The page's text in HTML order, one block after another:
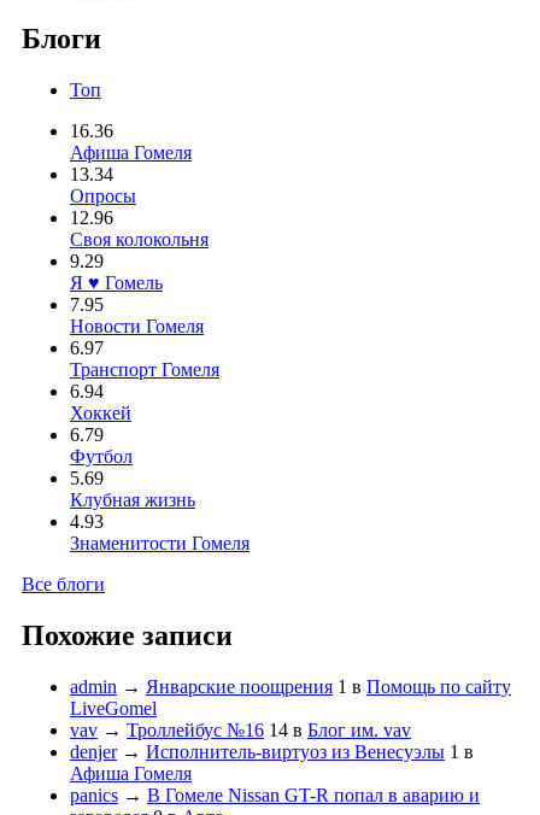
Блоги
Топ
16.36
Афиша Гомеля
13.34
Опросы
12.96
Своя колокольня
9.29
Я ♥ Гомель
7.95
Новости Гомеля
6.97
Транспорт Гомеля
6.94
Хоккей
6.79
Футбол
5.69
Клубная жизнь
4.93
Знаменитости Гомеля
Все блоги
Похожие записи
admin → Январские поощрения 1 в Помощь по сайту
LiveGomel
vav → Троллейбус №16 14 в Блог им. vav
denjer→ Исполнитель-виртуоз из Венесуэлы 1 в
Афиша Гомеля
panics → В Гомеле Nissan GT-R попал в аварию и